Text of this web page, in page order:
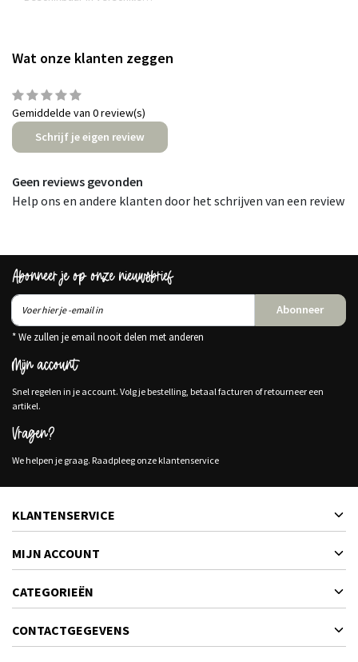
Wat onze klanten zeggen
Gemiddelde van 0 review(s)
Schrijf je eigen review
Geen reviews gevonden
Help ons en andere klanten door het schrijven van een review
Abonneer je op onze nieuwsbrief
Abonneer
* We zullen je email nooit delen met anderen
Mijn account
Snel regelen in je account. Volg je bestelling, betaal facturen of retourneer een
artikel.
Vragen?
We helpen je graag. Raadpleeg onze klantenservice
KLANTENSERVICE
MIJN ACCOUNT
CATEGORIEËN
CONTACTGEGEVENS